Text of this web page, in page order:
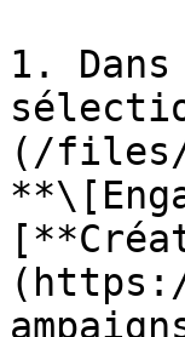
1.
(/files/